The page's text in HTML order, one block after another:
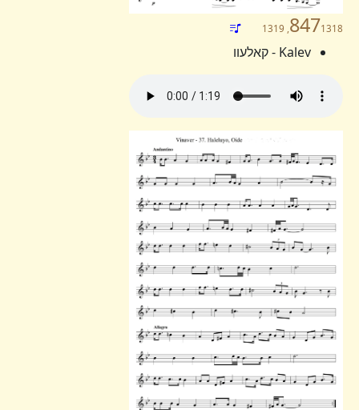
8471318, 1319
Kalev - קאלעוו